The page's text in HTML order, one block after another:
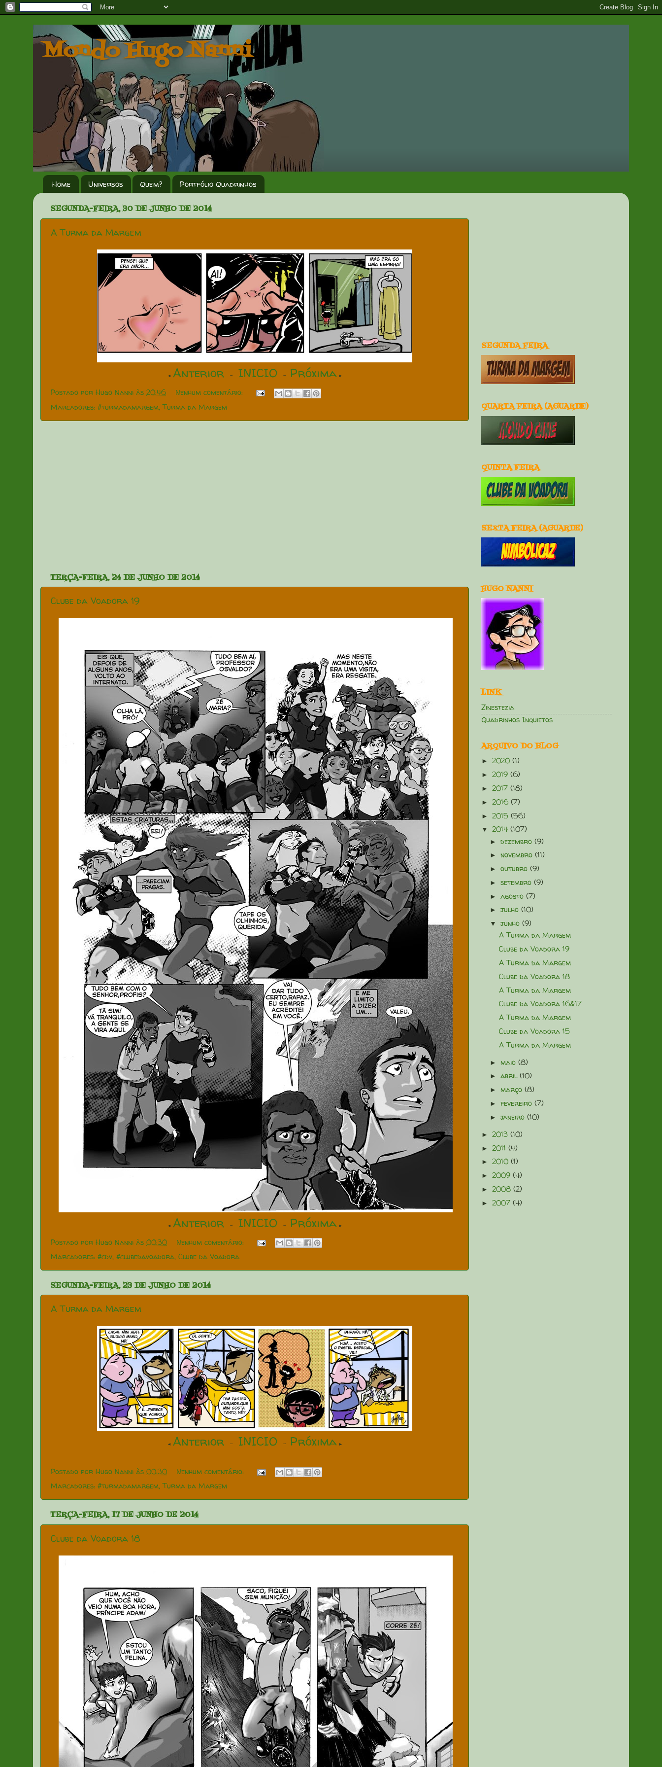
Mondo Hugo Nanni
Home Universos Quem? Portfólio Quadrinhos
SEGUNDA-FEIRA, 30 DE JUNHO DE 2014
A Turma da Margem
◄ Anterior - INICIO- Próxima►
Postado por Hugo Nanni às 20:46
Nenhum comentário:
Marcadores: #turmadamargem,Turma da Margem
TERÇA-FEIRA, 24 DE JUNHO DE 2014
Clube da Voadora 19
◄ Anterior - INICIO- Próxima►
Postado por Hugo Nanni às 00:30
Nenhum comentário:
Marcadores: #cdv, #clubedavoadora, Clube da Voadora
SEGUNDA-FEIRA, 23 DE JUNHO DE 2014
A Turma da Margem
◄ Anterior - INICIO- Próxima►
Postado por Hugo Nanni às 00:30
Nenhum comentário:
Marcadores: #turmadamargem,Turma da Margem
TERÇA-FEIRA, 17 DE JUNHO DE 2014
Clube da Voadora 18
SEGUNDA FEIRA
QUARTA FEIRA (AGUARDE)
QUINTA FEIRA
SEXTA FEIRA (AGUARDE)
HUGO NANNI
LINK
Zinestezia
Quadrinhos Inquietos
ARQUIVO DO BLOG
► 2020 (1)
► 2019 (6)
► 2017 (18)
► 2016 (7)
► 2015 (56)
▼ 2014 (107)
►dezembro(9)
►novembro(11)
►outubro(9)
►setembro(9)
►agosto(7)
►julho(10)
▼junho(9)
A Turma da Margem
Clube da Voadora 19
A Turma da Margem
Clube da Voadora 18
A Turma da Margem
Clube da Voadora 16&17
A Turma da Margem
Clube da Voadora 15
A Turma da Margem
►maio(8)
►abril(10)
►março(8)
►fevereiro(7)
►janeiro(10)
► 2013 (10)
► 2011 (4)
► 2010 (1)
► 2009 (4)
► 2008 (2)
► 2007 (4)